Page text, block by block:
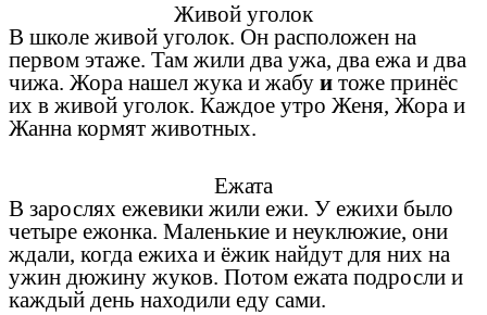
Живой уголок
В школе живой уголок. Он расположен на
первом этаже. Там жили два ужа, два ежа и два
чижа. Жора нашел жука и жабу и тоже принёс
их в живой уголок. Каждое утро Женя, Жора и
Жанна кормят животных.
Ежата
В зарослях ежевики жили ежи. У ежихи было
четыре ежонка. Маленькие и неуклюжие, они
ждали, когда ежиха и ёжик найдут для них на
ужин дюжину жуков. Потом ежата подросли и
каждый день находили еду сами.